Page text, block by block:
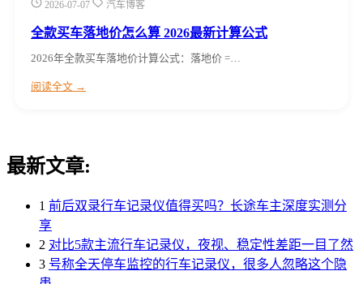
2026-07-07 汽车博客
全款买车落地价怎么算 2026最新计算公式
2026年全款买车落地价计算公式：落地价 =…
阅读全文 →
最新文章:
1 前后双录行车记录仪值得买吗？长途车主深度实测分
享
2 对比5款主流行车记录仪，夜视、稳定性差距一目了然
3 号称全天停车监控的行车记录仪，很多人忽略这个隐